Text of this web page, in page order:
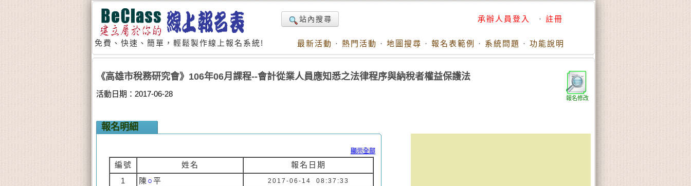
免費、快速、簡單，輕鬆製作線上報名系統!
站內搜尋 承辦人員登入 · 註冊
最新活動 · 熱門活動 · 地圖搜尋 · 報名表範例 · 系統問題 · 功能說明
報名修改
《高雄市稅務研究會》106年06月課程--會計從業人員應知悉之法律程序與納稅者權益保護法
活動日期：2017-06-28
報名明細
顯示全部
編號 姓名
報名日期
1
陳○平 2017-06-14 08:37:33